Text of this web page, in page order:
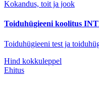
Kokandus, toit ja jook
Toiduhügieeni koolitus
Toiduhügieeni test ja
Hind kokkuleppel
Ehitus